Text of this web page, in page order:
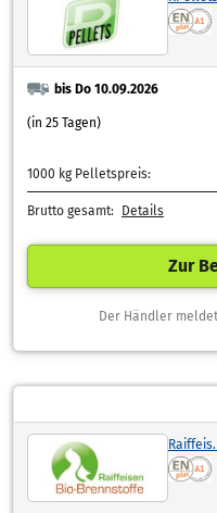
bis Do 10.09.2026
(in 25 Tagen)
1000 kg Pelletspreis:
Brutto gesamt: Details
Zur
Der Händler